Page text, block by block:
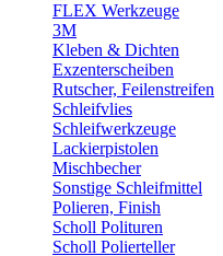
FLEX Werkzeuge
3M
Kleben & Dichten
Exzenterscheiben
Rutscher, Feilenstreifen
Schleifvlies
Schleifwerkzeuge
Lackierpistolen
Mischbecher
Sonstige Schleifmittel
Polieren, Finish
Scholl Polituren
Scholl Polierteller